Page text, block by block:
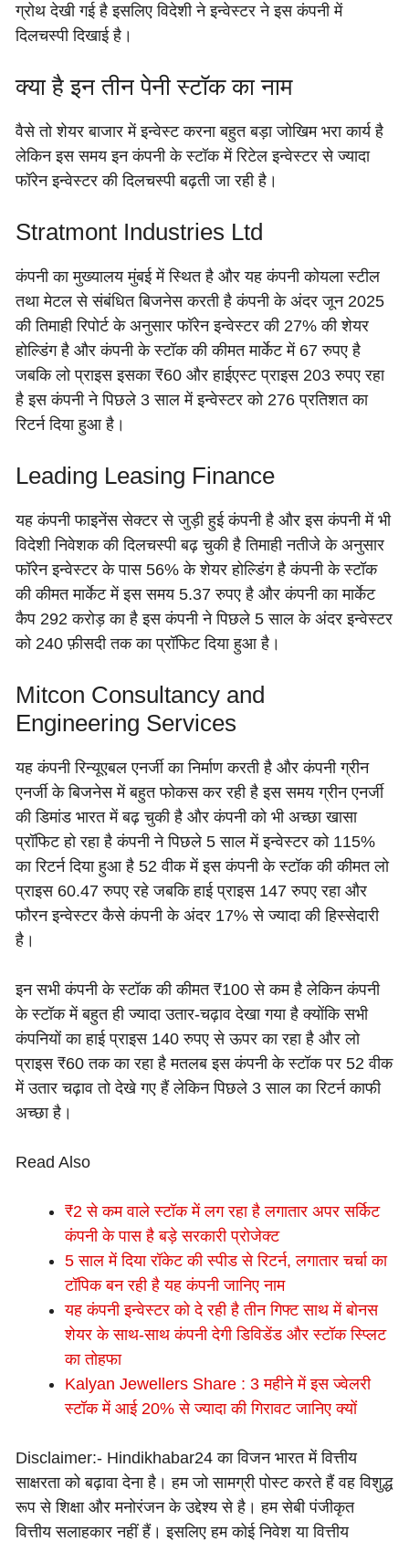
ग्रोथ देखी गई है इसलिए विदेशी ने इन्वेस्टर ने इस कंपनी में
दिलचस्पी दिखाई है।
क्या है इन तीन पेनी स्टॉक का नाम
वैसे तो शेयर बाजार में इन्वेस्ट करना बहुत बड़ा जोखिम भरा कार्य है
लेकिन इस समय इन कंपनी के स्टॉक में रिटेल इन्वेस्टर से ज्यादा
फॉरेन इन्वेस्टर की दिलचस्पी बढ़ती जा रही है।
Stratmont Industries Ltd
कंपनी का मुख्यालय मुंबई में स्थित है और यह कंपनी कोयला स्टील
तथा मेटल से संबंधित बिजनेस करती है कंपनी के अंदर जून 2025
की तिमाही रिपोर्ट के अनुसार फॉरेन इन्वेस्टर की 27% की शेयर
होल्डिंग है और कंपनी के स्टॉक की कीमत मार्केट में 67 रुपए है
जबकि लो प्राइस इसका ₹60 और हाईएस्ट प्राइस 203 रुपए रहा
है इस कंपनी ने पिछले 3 साल में इन्वेस्टर को 276 प्रतिशत का
रिटर्न दिया हुआ है।
Leading Leasing Finance
यह कंपनी फाइनेंस सेक्टर से जुड़ी हुई कंपनी है और इस कंपनी में भी
विदेशी निवेशक की दिलचस्पी बढ़ चुकी है तिमाही नतीजे के अनुसार
फॉरेन इन्वेस्टर के पास 56% के शेयर होल्डिंग है कंपनी के स्टॉक
की कीमत मार्केट में इस समय 5.37 रुपए है और कंपनी का मार्केट
कैप 292 करोड़ का है इस कंपनी ने पिछले 5 साल के अंदर इन्वेस्टर
को 240 फ़ीसदी तक का प्रॉफिट दिया हुआ है।
Mitcon Consultancy and
Engineering Services
यह कंपनी रिन्यूएबल एनर्जी का निर्माण करती है और कंपनी ग्रीन
एनर्जी के बिजनेस में बहुत फोकस कर रही है इस समय ग्रीन एनर्जी
की डिमांड भारत में बढ़ चुकी है और कंपनी को भी अच्छा खासा
प्रॉफिट हो रहा है कंपनी ने पिछले 5 साल में इन्वेस्टर को 115%
का रिटर्न दिया हुआ है 52 वीक में इस कंपनी के स्टॉक की कीमत लो
प्राइस 60.47 रुपए रहे जबकि हाई प्राइस 147 रुपए रहा और
फौरन इन्वेस्टर कैसे कंपनी के अंदर 17% से ज्यादा की हिस्सेदारी
है।
इन सभी कंपनी के स्टॉक की कीमत ₹100 से कम है लेकिन कंपनी
के स्टॉक में बहुत ही ज्यादा उतार-चढ़ाव देखा गया है क्योंकि सभी
कंपनियों का हाई प्राइस 140 रुपए से ऊपर का रहा है और लो
प्राइस ₹60 तक का रहा है मतलब इस कंपनी के स्टॉक पर 52 वीक
में उतार चढ़ाव तो देखे गए हैं लेकिन पिछले 3 साल का रिटर्न काफी
अच्छा है।
Read Also
₹2 से कम वाले स्टॉक में लग रहा है लगातार अपर सर्किट
कंपनी के पास है बड़े सरकारी प्रोजेक्ट
5 साल में दिया रॉकेट की स्पीड से रिटर्न, लगातार चर्चा का
टॉपिक बन रही है यह कंपनी जानिए नाम
यह कंपनी इन्वेस्टर को दे रही है तीन गिफ्ट साथ में बोनस
शेयर के साथ-साथ कंपनी देगी डिविडेंड और स्टॉक स्प्लिट
का तोहफा
Kalyan Jewellers Share : 3 महीने में इस ज्वेलरी
स्टॉक में आई 20% से ज्यादा की गिरावट जानिए क्यों
Disclaimer:- Hindikhabar24 का विजन भारत में वित्तीय
साक्षरता को बढ़ावा देना है। हम जो सामग्री पोस्ट करते हैं वह विशुद्ध
रूप से शिक्षा और मनोरंजन के उद्देश्य से है। हम सेबी पंजीकृत
वित्तीय सलाहकार नहीं हैं। इसलिए हम कोई निवेश या वित्तीय